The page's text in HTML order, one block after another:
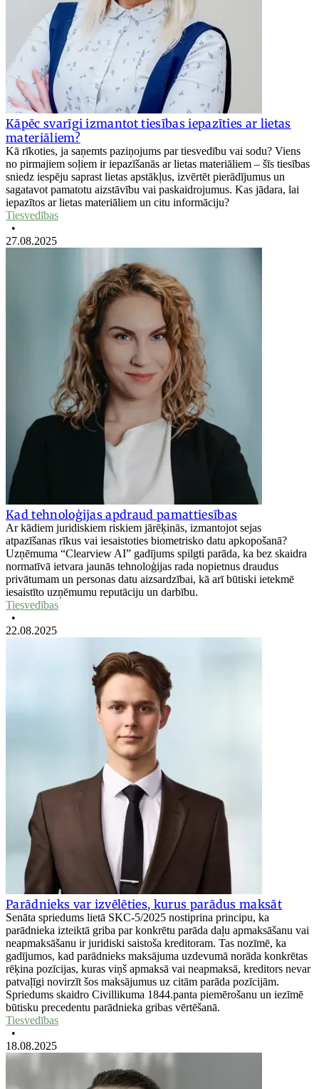
Kāpēc svarīgi izmantot tiesības iepazīties ar lietas
materiāliem?
Kā rīkoties, ja saņemts paziņojums par tiesvedību vai sodu? Viens
no pirmajiem soļiem ir iepazīšanās ar lietas materiāliem – šīs tiesības
sniedz iespēju saprast lietas apstākļus, izvērtēt pierādījumus un
sagatavot pamatotu aizstāvību vai paskaidrojumus. Kas jādara, lai
iepazītos ar lietas materiāliem un citu informāciju?
Tiesvedības
•
27.08.2025
Kad tehnoloģijas apdraud pamattiesības
Ar kādiem juridiskiem riskiem jārēķinās, izmantojot sejas
atpazīšanas rīkus vai iesaistoties biometrisko datu apkopošanā?
Uzņēmuma “Clearview AI” gadījums spilgti parāda, ka bez skaidra
normatīvā ietvara jaunās tehnoloģijas rada nopietnus draudus
privātumam un personas datu aizsardzībai, kā arī būtiski ietekmē
iesaistīto uzņēmumu reputāciju un darbību.
Tiesvedības
•
22.08.2025
Parādnieks var izvēlēties, kurus parādus maksāt
Senāta spriedums lietā SKC-5/2025 nostiprina principu, ka
parādnieka izteiktā griba par konkrētu parāda daļu apmaksāšanu vai
neapmaksāšanu ir juridiski saistoša kreditoram. Tas nozīmē, ka
gadījumos, kad parādnieks maksājuma uzdevumā norāda konkrētas
rēķina pozīcijas, kuras viņš apmaksā vai neapmaksā, kreditors nevar
patvaļīgi novirzīt šos maksājumus uz citām parāda pozīcijām.
Spriedums skaidro Civillikuma 1844.panta piemērošanu un iezīmē
būtisku precedentu parādnieka gribas vērtēšanā.
Tiesvedības
•
18.08.2025